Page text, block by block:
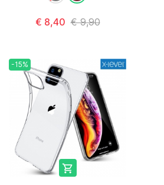
€ 8,40 € 9,90
-15%
